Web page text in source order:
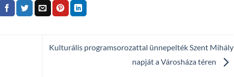
Kulturális programsorozattal ünnepelték Szent Mihály
napját a Városháza téren